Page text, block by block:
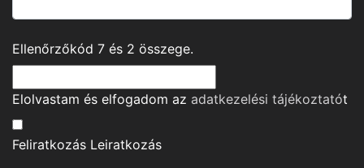
Ellenőrzőkód 7 és 2 összege.
Elolvastam és elfogadom az adatkezelési tájékoztatót
Feliratkozás Leiratkozás